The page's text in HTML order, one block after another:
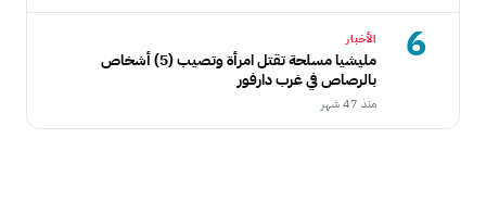
6 الأخبار
مليشيا مسلحة تقتل امرأة وتصيب (5) أشخاص
بالرصاص في غرب دارفور
منذ 47 شهر